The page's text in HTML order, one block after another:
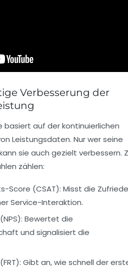
Verbesserung der
basiert auf der kontinuierlichen
Leistungsdaten. Nur wer seine
sie auch gezielt verbessern.
zählen:
Score (CSAT): Misst die
Service-Interaktion.
Bewertet die
und signalisiert die
Gibt an, wie schnell der